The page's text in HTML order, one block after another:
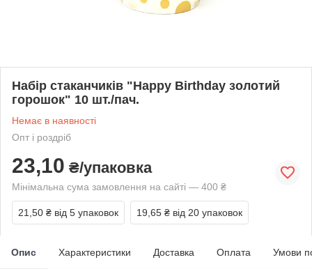
Набір стаканчиків "Happy Birthday золотий
горошок" 10 шт./пач.
Немає в наявності
Опт і роздріб
23,10 ₴/упаковка
Мінімальна сума замовлення на сайті — 400 ₴
21,50 ₴ від 5 упаковок 19,65 ₴ від 20 упаковок
Опис Характеристики Доставка Оплата Умови